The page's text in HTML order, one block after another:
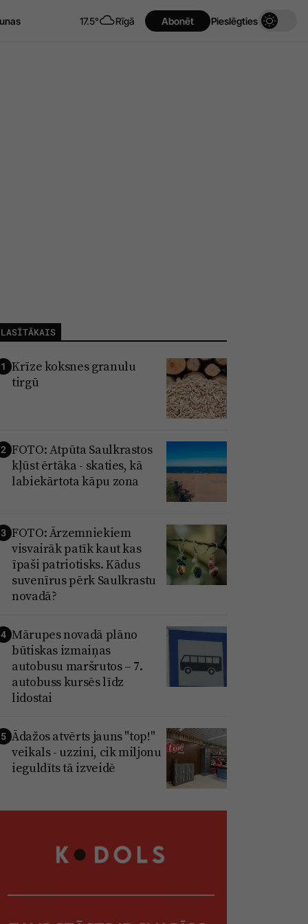
17.5° Rīgā Abonēt Pieslēgties
LASĪTĀKAIS
1 Krīze koksnes granulu
tirgū
2 FOTO: Atpūta Saulkrastos
kļūst ērtāka - skaties, kā
labiekārtota kāpu zona
3 FOTO: Ārzemniekiem
visvairāk patīk kaut kas
īpaši patriotisks. Kādus
suvenīrus pērk Saulkrastu
novadā?
4 Mārupes novadā plāno
būtiskas izmaiņas
autobusu maršrutos – 7.
autobuss kursēs līdz
lidostai
5 Ādažos atvērts jauns "top!"
veikals - uzzini, cik miljonu
ieguldīts tā izveidē